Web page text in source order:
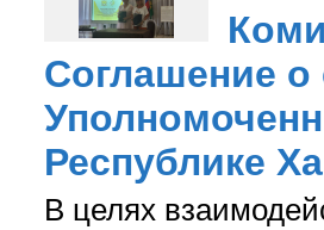
Соглашение о
Республике
В целях